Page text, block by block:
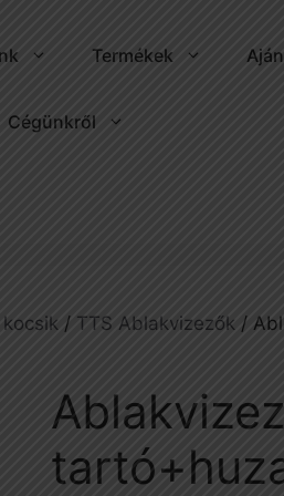
Termékek
Cégünkről
/ TTS Ablakvizezők /